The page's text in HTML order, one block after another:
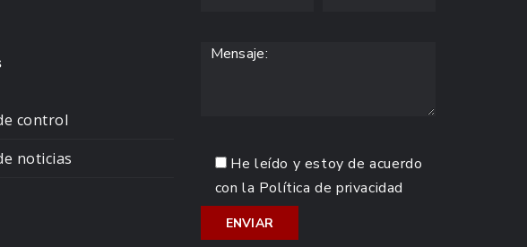
control
noticias
He leído y estoy de acuerdo
con la Política de privacidad